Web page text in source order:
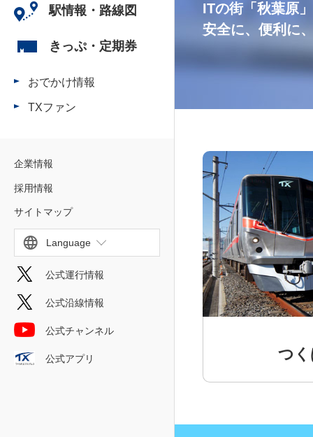
駅情報・ 路線図
きっぷ・ 定期券
おでかけ情報
TXファン
企業情報
採用情報
サイトマップ
Language
公式運行情報
公式沿線情報
公式チャンネル
公式アプリ
ITの街「秋葉原
安全に、便利に
つ